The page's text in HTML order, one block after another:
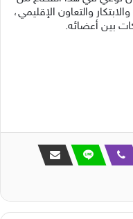
والتعاون الإقليمي،
بين أعضائه.